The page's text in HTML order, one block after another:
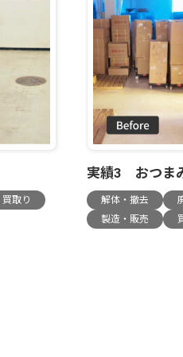
買取り
実績3 おつま
解体・撤去
製造・販売